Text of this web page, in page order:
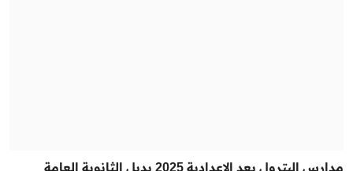
مدارس البترول بعد الإعدادية 2025 بديل الثانوية العامة